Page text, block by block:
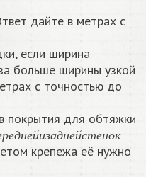
дайте в метрах с
если ширина
больше ширины узкой
с точностью до
покрытия для обтяжки
р е д н е й и з а д н е й с т е н о к
п ереднейизадн ейс тенок
крепежа её нужно